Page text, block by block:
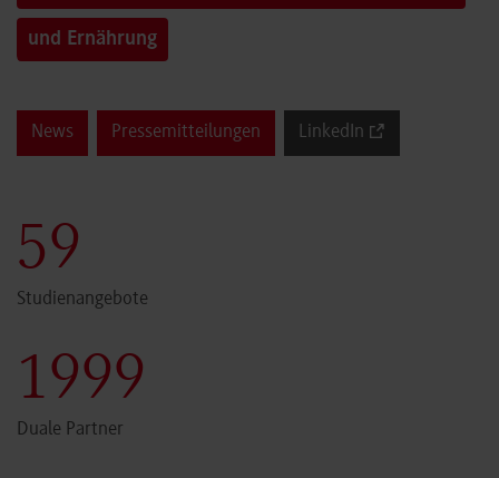
und Ernährung
News Pressemitteilungen LinkedIn
60
Studienangebote
2000
Duale Partner